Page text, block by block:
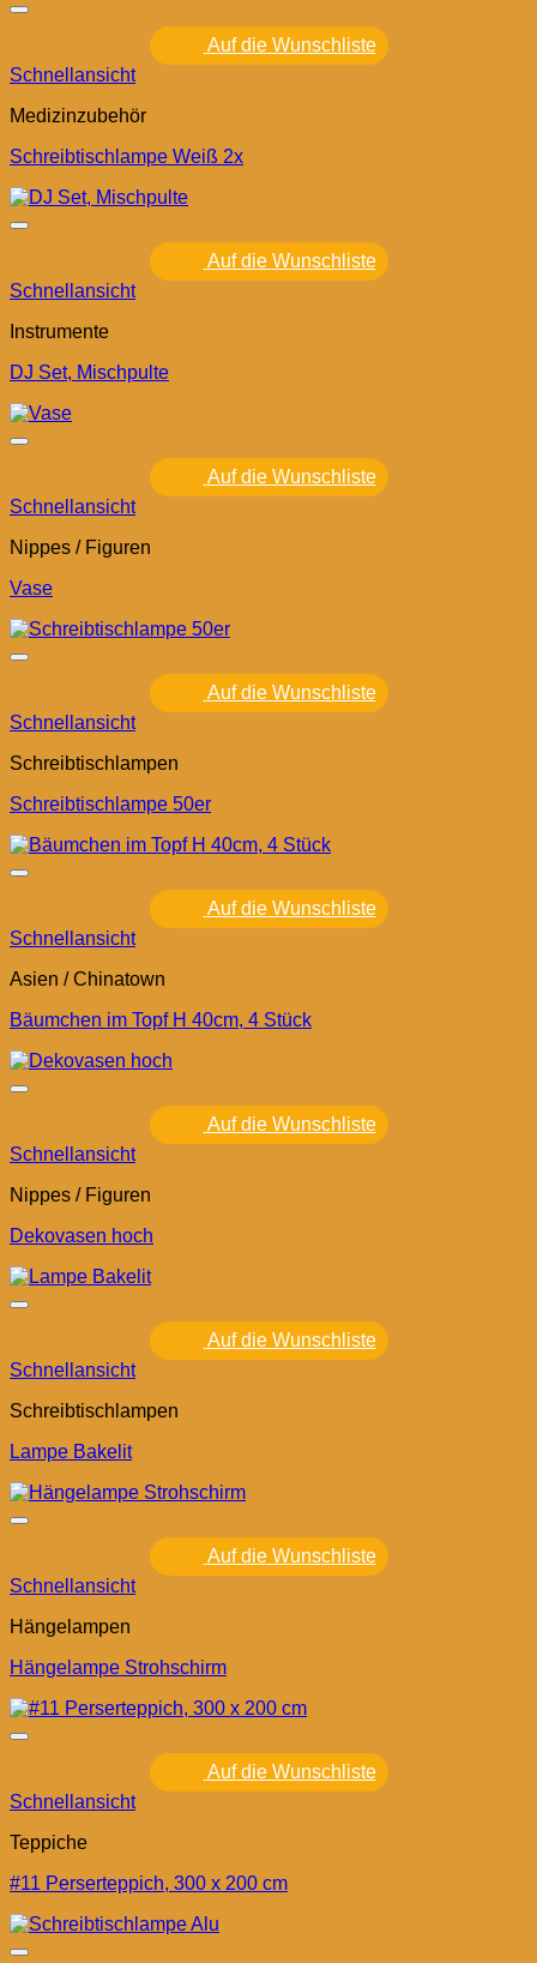
Auf die Wunschliste
Schnellansicht
Medizinzubehör
Schreibtischlampe Weiß 2x
Auf die Wunschliste
Schnellansicht
Instrumente
DJ Set, Mischpulte
Auf die Wunschliste
Schnellansicht
Nippes / Figuren
Vase
Auf die Wunschliste
Schnellansicht
Schreibtischlampen
Schreibtischlampe 50er
Auf die Wunschliste
Schnellansicht
Asien / Chinatown
Bäumchen im Topf H 40cm, 4 Stück
Auf die Wunschliste
Schnellansicht
Nippes / Figuren
Dekovasen hoch
Auf die Wunschliste
Schnellansicht
Schreibtischlampen
Lampe Bakelit
Auf die Wunschliste
Schnellansicht
Hängelampen
Hängelampe Strohschirm
Auf die Wunschliste
Schnellansicht
Teppiche
#11 Perserteppich, 300 x 200 cm